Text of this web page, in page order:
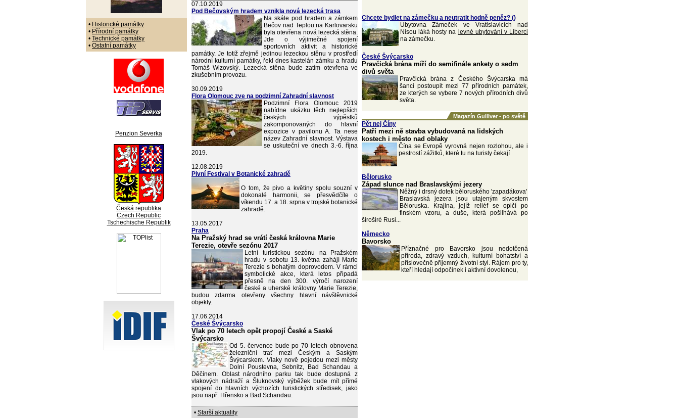
• Historické památky
• Přírodní památky
• Technické památky
• Ostatní památky
Penzion Severka
Česká republika
Czech Republic
Tschechische Republik
07.10.2019
Pod Bečovským hradem vznikla nová lezecká trasa
Na skále pod hradem a zámkem
Bečov nad Teplou na Karlovarsku
byla otevřena nová lezecká stěna.
Jde o výjimečné spojení
sportovních aktivit a historické
památky. Je totiž zřejmě jedinou lezeckou stěnu v prostředí
národní kulturní památky, řekl dnes kastelán zámku a hradu
Tomáš Wizovský. Lezecká stěna bude zatím otevřena ve
zkušebním provozu.
30.09.2019
Flora Olomouc zve na podzimní Zahradní slavnost
Podzimní Flora Olomouc 2019
nabídne ukázku těch nejlepších
českých výpěstků
zakomponovaných do hlavní
expozice v pavilonu A. Ta nese
název Zahradní slavnost. Výstava
se uskuteční ve dnech 3.-6. října
2019.
12.08.2019
Pivní Festival v Botanické zahradě
O tom, že pivo a květiny spolu souzní v
dokonalé harmonii, se přesvědčíte o
víkendu 17. a 18. srpna v trojské botanické
zahradě.
13.05.2017
Praha
Na Pražský hrad se vrátí česká královna Marie
Terezie, otevře sezónu 2017
Letní turistickou sezónu na Pražském
hradu v sobotu 13. května zahájí Marie
Terezie s bohatým doprovodem. V rámci
symbolické akce, která letos připadá
přesně na den 300. výročí narození
české a uherské královny Marie Terezie,
budou zdarma otevřeny všechny hlavní návštěvnické
objekty.
17.06.2014
České Švýcarsko
Vlak po 70 letech opět propojí České a Saské
Švýcarsko
Od 5. července bude po 70 letech obnovena
železniční trať mezi Českým a Saským
Švýcarskem. Vlaky nově pojedou mezi městy
Dolní Poustevna, Sebnitz, Bad Schandau a
Děčínem. Oblast národního parku tak bude dostupná z
vlakových nádraží a Šluknovský výběžek bude mít přímé
spojení do hlavních výchozích turistických středisek, jako
jsou např. Hřensko a Bad Schandau.
• Starší aktuality
Chcete bydlet na zámečku a neutratit hodně peněz? ()
Ubytovna Zámeček ve Vratislavicích nad
Nisou láká hosty na levné ubytování v Liberci
na zámečku.
České Švýcarsko
Pravčická brána míří do semifinále ankety o sedm
divů světa
Pravčická brána z Českého Švýcarska má
šanci postoupit mezi 77 přírodních památek,
ze kterých se vybere 7 nových přírodních divů
světa.
Magazín Gulliver - po světě
Pět nej Číny
Patří mezi ně stavba vybudovaná na lidských
kostech i město nad oblaky
Čína se Evropě vyrovná nejen rozlohou, ale i
pestrostí zážitků, které tu na turisty čekají
Bělorusko
Západ slunce nad Braslavskými jezery
Něžný i drsný dotek běloruského 'zapadákova'
Braslavská jezera jsou utajeným skvostem
Běloruska. Krajina, jejíž reliéf se opičí po
finském vzoru, a duše, která pošilhává po
široširé Rusi...
Německo
Bavorsko
Příznačné pro Bavorsko jsou nedotčená
příroda, zdravý vzduch, kulturní bohatství a
příslovečně příjemný životní styl. Rájem pro ty,
kteří hledají odpočinek i aktivní dovolenou,